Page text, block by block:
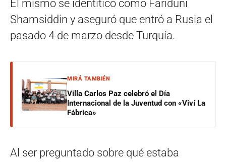
El mismo se identiticó como Fariduni
Shamsiddin y aseguró que entró a Rusia el
pasado 4 de marzo desde Turquía.
MIRÁ TAMBIÉN
Villa Carlos Paz celebró el Día
Internacional de la Juventud con «Viví La
Fábrica»
Al ser preguntado sobre qué estaba